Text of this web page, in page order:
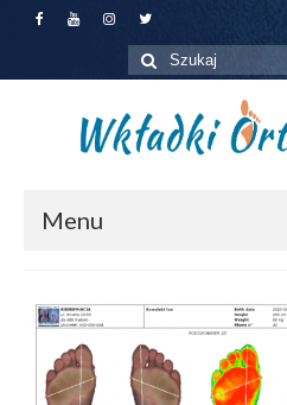
Szuklaj
w:
Menu
Dla pacjentów
Dla firm